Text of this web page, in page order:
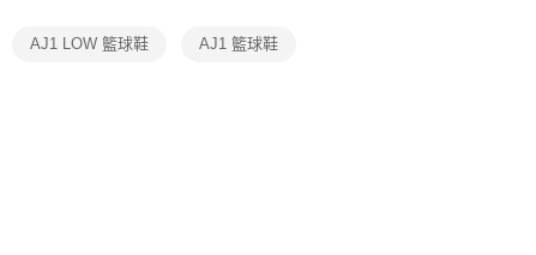
恩沛科技股份有限公司提供之「AFTEE先享後付」服務完成之
服務之必要範圍內提供個人資料，並將交易相關給付款項請
AJ1 LOW 籃球鞋 AJ1 籃球鞋